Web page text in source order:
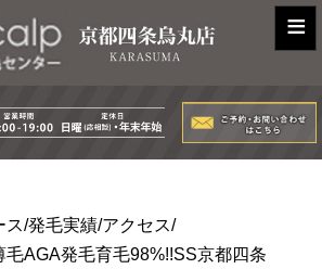
≡
ス/発毛実績/アクセス/
毛AGA発毛育毛98%!!SS京都四条